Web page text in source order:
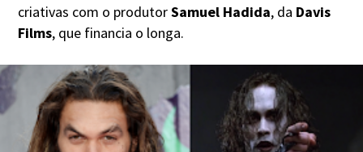
criativas com o produtorSamuel Hadida, da Davis
Films, que financia o longa.